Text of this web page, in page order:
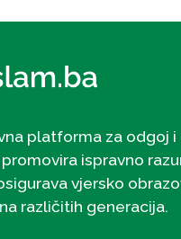
platforma za odgoj i
ispravno
vjersko
različitih generacija.